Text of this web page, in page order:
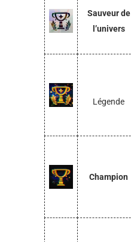
Sauveur de
l’univers
Légende
Champion